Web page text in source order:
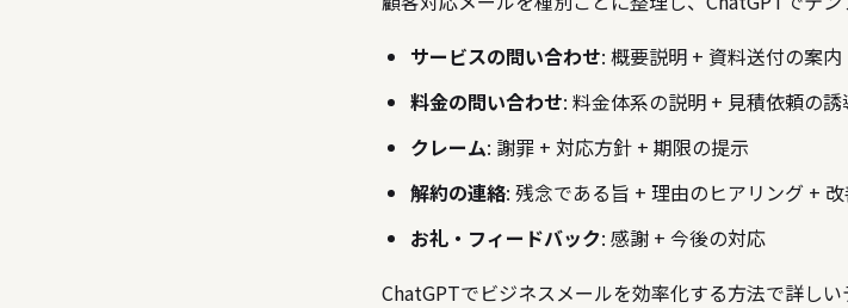
サービスの問い合わせ: 概要説明 + 資料送付の案内
料金の問い合わせ: 料金体系の説明 + 見積依頼の誘
クレーム: 謝罪 + 対応方針 + 期限の提示
解約の連絡: 残念である旨 + 理由のヒアリング +
お礼・フィードバック: 感謝 + 今後の対応
ChatGPTでビジネスメールを効率化する方法で詳しい